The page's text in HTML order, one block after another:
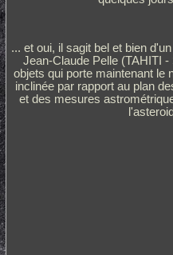
... et oui, il sagit bel et bien
Jean-Claude Pelle (TAHITI
objets qui porte maintenant le
inclinée par rapport au plan
et des mesures